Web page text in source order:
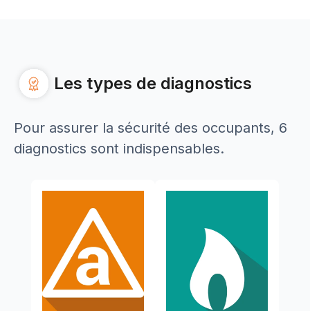
Les types de diagnostics
Pour assurer la sécurité des occupants, 6
diagnostics sont indispensables.